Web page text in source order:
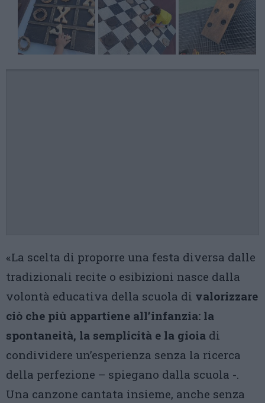
«La scelta di proporre una festa diversa dalle
tradizionali recite o esibizioni nasce dalla
volontà educativa della scuola di valorizzare
ciò che più appartiene all’infanzia: la
spontaneità, la semplicità e la gioia di
condividere un’esperienza senza la ricerca
della perfezione – spiegano dalla scuola -.
Una canzone cantata insieme, anche senza